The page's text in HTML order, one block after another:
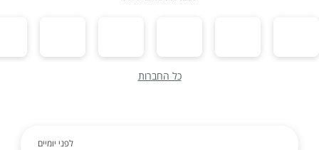
כל החברות
לפני יומיים